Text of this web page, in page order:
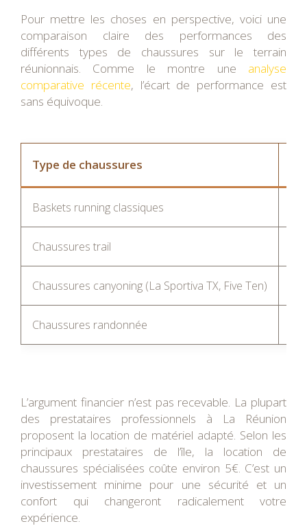
Pour mettre les choses en perspective, voici une
comparaison claire des performances des
différents types de chaussures sur le terrain
réunionnais. Comme le montre une analyse
comparative récente, l’écart de performance est
sans équivoque.
Type de chaussures
Baskets running classiques
Chaussures trail
Chaussures canyoning (La Sportiva TX, Five Ten)
Chaussures randonnée
L’argument financier n’est pas recevable. La plupart
des prestataires professionnels à La Réunion
proposent la location de matériel adapté. Selon les
principaux prestataires de l’île, la location de
chaussures spécialisées coûte environ 5€. C’est un
investissement minime pour une sécurité et un
confort qui changeront radicalement votre
expérience.